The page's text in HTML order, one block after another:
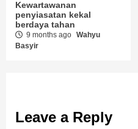
Kewartawanan
penyiasatan kekal
berdaya tahan
9 months ago Wahyu
Basyir
Leave a Reply